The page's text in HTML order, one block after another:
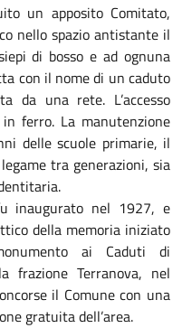
un apposito Comitato,
nello spazio antistante il
di bosso e ad ognuna
con il nome di un caduto
da una rete. L’accesso
ferro. La manutenzione
delle scuole primarie, il
tra generazioni, sia
inaugurato nel 1927, e
della memoria iniziato
ai Caduti di
frazione Terranova, nel
il Comune con una
gratuita dell’area.